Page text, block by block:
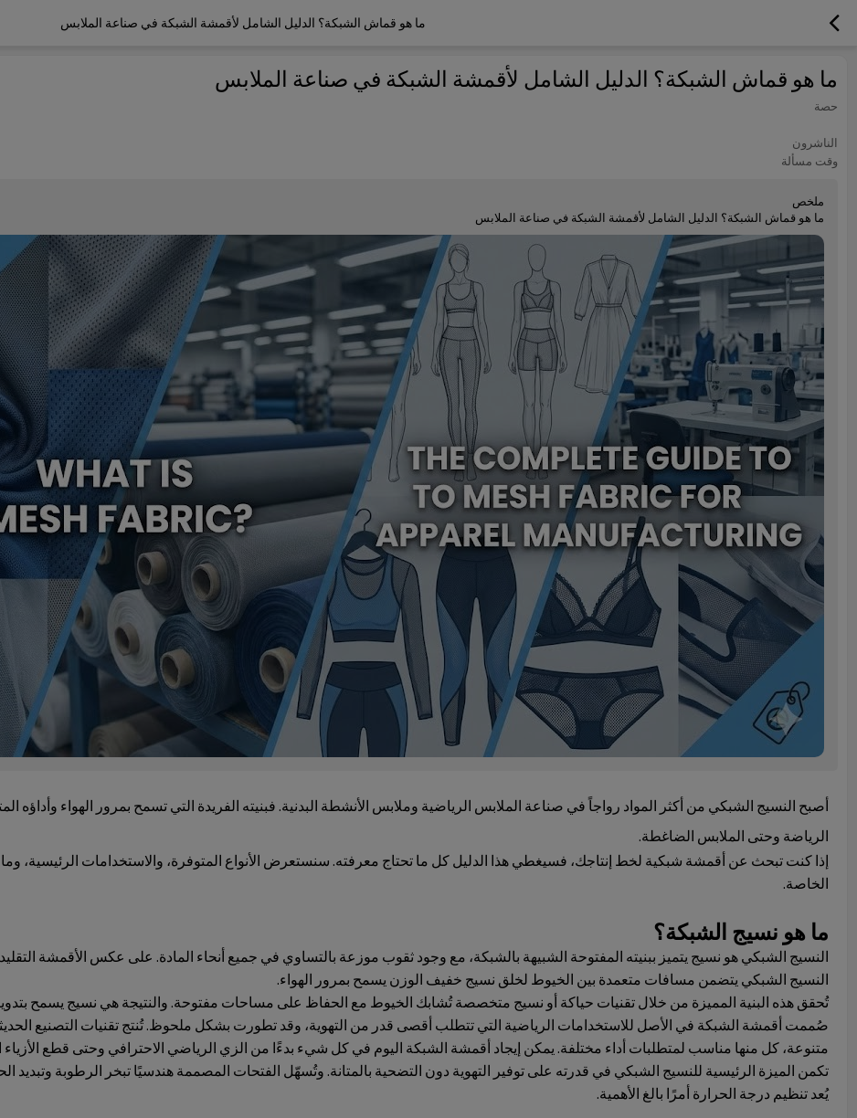
ما هو قماش الشبكة؟ الدليل الشامل لأقمشة الشبكة في صناعة الملابس
ما هو قماش الشبكة؟ الدليل الشامل لأقمشة الشبكة في صناعة الملابس
حصة
الناشرون
وقت مسألة
ملخص
ما هو قماش الشبكة؟ الدليل الشامل لأقمشة الشبكة في صناعة الملابس
أصبح النسيج الشبكي من أكثر المواد رواجاً في صناعة الملابس الرياضية وملابس الأنشطة البدنية. فبنيته الفريدة التي تسمح بمرور الهواء
الرياضة وحتى الملابس الضاغطة.
إذا كنت تبحث عن أقمشة شبكية لخط إنتاجك، فسيغطي هذا الدليل كل ما تحتاج معرفته. سنستعرض الأنواع المتوفرة، والاستخدامات الرئيسية، وما
الخاصة.
ما هو نسيج الشبكة؟
النسيج الشبكي هو نسيج يتميز ببنيته المفتوحة الشبيهة بالشبكة، مع وجود ثقوب موزعة بالتساوي في جميع أنحاء المادة. على عكس الأقمشة
النسيج الشبكي يتضمن مسافات متعمدة بين الخيوط لخلق نسيج خفيف الوزن يسمح بمرور الهواء.
تُحقق هذه البنية المميزة من خلال تقنيات حياكة أو نسيج متخصصة تُشابك الخيوط مع الحفاظ على مساحات مفتوحة. والنتيجة هي نسيج يسمح بتدوير
صُممت أقمشة الشبكة في الأصل للاستخدامات الرياضية التي تتطلب أقصى قدر من التهوية، وقد تطورت بشكل ملحوظ. تُنتج تقنيات التصنيع
متنوعة، كل منها مناسب لمتطلبات أداء مختلفة. يمكن إيجاد أقمشة الشبكة اليوم في كل شيء بدءًا من الزي الرياضي الاحترافي وحتى قطع الأزياء
تكمن الميزة الرئيسية للنسيج الشبكي في قدرته على توفير التهوية دون التضحية بالمتانة. وتُسهّل الفتحات المصممة هندسيًا تبخر الرطوبة وتبديد
يُعد تنظيم درجة الحرارة أمرًا بالغ الأهمية.